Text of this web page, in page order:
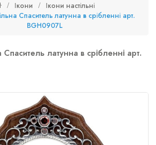
Ікони
Ікони настільні
Спаситель латунна в срібленні арт.
BGH0907L
Спаситель латунна в срібленні арт.